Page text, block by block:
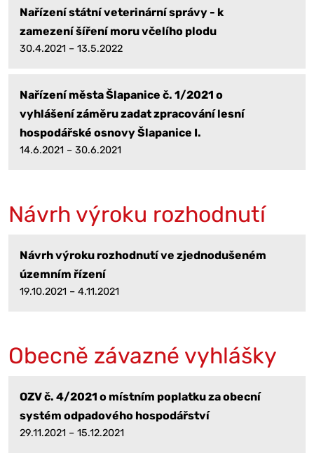
Nařízení státní veterinární správy - k
zamezení šíření moru včelího plodu
30.4.2021 – 13.5.2022
Nařízení města Šlapanice č. 1/2021 o
vyhlášení záměru zadat zpracování lesní
hospodářské osnovy Šlapanice I.
14.6.2021 – 30.6.2021
Návrh výroku rozhodnutí
Návrh výroku rozhodnutí ve zjednodušeném
územním řízení
19.10.2021 – 4.11.2021
Obecně závazné vyhlášky
OZV č. 4/2021 o místním poplatku za obecní
systém odpadového hospodářství
29.11.2021 – 15.12.2021